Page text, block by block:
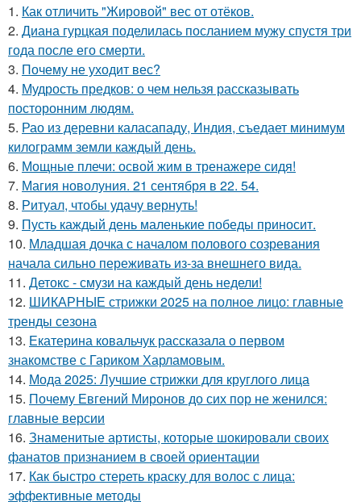
1. Как отличить "Жировой" вес от отёков.
2. Диана гурцкая поделилась посланием мужу спустя три
года после его смерти.
3. Почему не уходит вес?
4. Мудрость предков: о чем нельзя рассказывать
посторонним людям.
5. Рао из деревни каласападу, Индия, съедает минимум
килограмм земли каждый день.
6. Мощные плечи: освой жим в тренажере сидя!
7. Магия новолуния. 21 сентября в 22. 54.
8. Ритуал, чтобы удачу вернуть!
9. Пусть каждый день маленькие победы приносит.
10. Младшая дочка с началом полового созревания
начала сильно переживать из-за внешнего вида.
11. Детокс - смузи на каждый день недели!
12. ШИКАРНЫЕ стрижки 2025 на полное лицо: главные
тренды сезона
13. Екатерина ковальчук рассказала о первом
знакомстве с Гариком Харламовым.
14. Мода 2025: Лучшие стрижки для круглого лица
15. Почему Евгений Миронов до сих пор не женился:
главные версии
16. Знаменитые артисты, которые шокировали своих
фанатов признанием в своей ориентации
17. Как быстро стереть краску для волос с лица:
эффективные методы